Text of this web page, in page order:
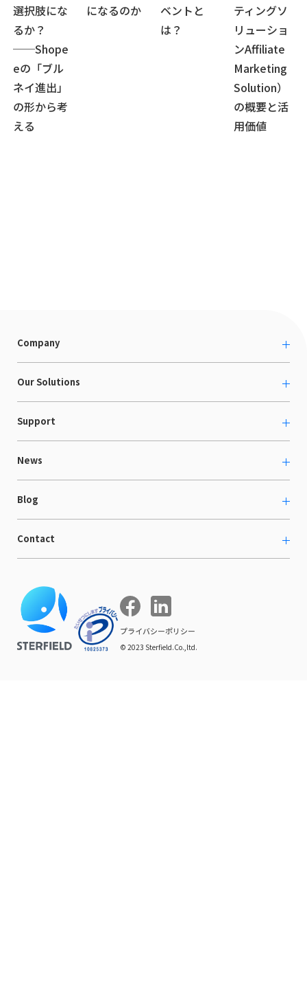
選択肢にな
るか？
──Shope
eの「ブル
ネイ進出」
の形から考
える
になるのか
ベントと
は？
ティングソ
リューショ
ンAffiliate
Marketing
Solution）
の概要と活
用価値
Company
About us
カルチャー
採用情報
Our Solutions
越境ECコンサルティング
Shopee支援
LaunchCart
海外向けホームページ制作
COMPE NAVI
Support
お役立ち資料
セミナー情報
News
プレスリリース
イベント
ニュース
Blog
ECブログ
開発ブログ
イベントレポート
Contact
プライバシーポリシー
© 2023 Sterfield.Co.,ltd.